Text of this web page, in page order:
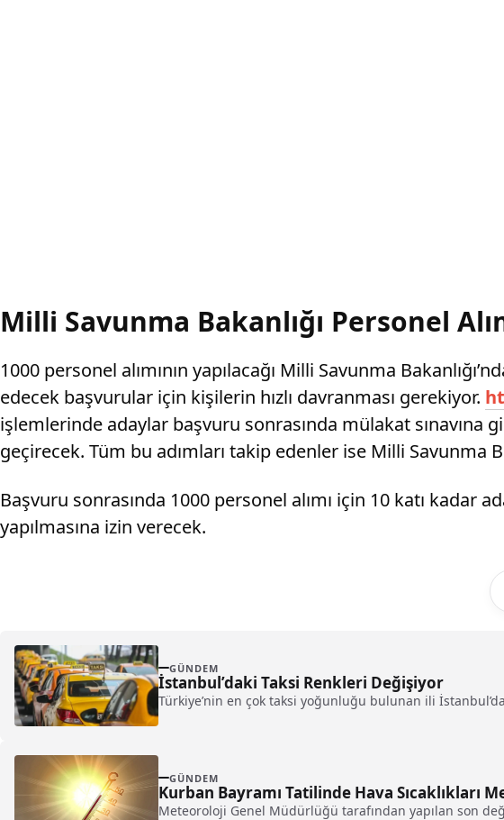
Milli Savunma Bakanlığı Personel
1000 personel alımının yapılacağı Milli Savunma
edecek başvurular için kişilerin hızlı davranması gerekiyor.
işlemlerinde adaylar başvuru sonrasında mülakat sınavına
geçirecek. Tüm bu adımları takip edenler ise Milli Savunma
Başvuru sonrasında 1000 personel alımı için 10 katı kadar
yapılmasına izin verecek.
GÜNDEM
İstanbul’daki Taksi Renkleri Değişiyor
Türkiye’nin en çok taksi yoğunluğu bulunan ili
GÜNDEM
Kurban Bayramı Tatilinde Hava Sıcaklıkları
Meteoroloji Genel Müdürlüğü tarafından yapılan son